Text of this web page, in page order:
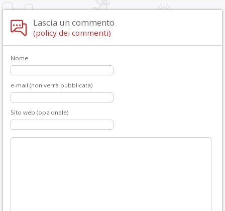
Lascia un commento
(policy dei commenti)
Nome
e-mail (non verrà pubblicata)
Sito web (opzionale)